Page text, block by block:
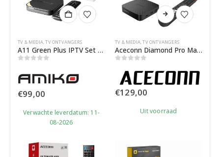
TV & MEDIA,TV ONTVANGERS
A11 Green Plus IPTV Set Top Box
€99,00
Verwachte leverdatum: 11-
08-2026
TV & MEDIA,TV ONTVANGERS
Aceconn Diamond Pro Max – 4K Media Streamer
€129,00
Uit voorraad